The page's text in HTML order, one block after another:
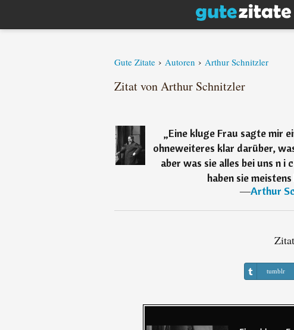
Gute Zitate › Autoren › Arthur Schnitzler
Zitat von Arthur Schnitzler
„Eine kluge Frau sagte mir
ohneweiteres klar darüber,
aber was sie alles bei uns n i
haben sie
―Arthur
tumblr